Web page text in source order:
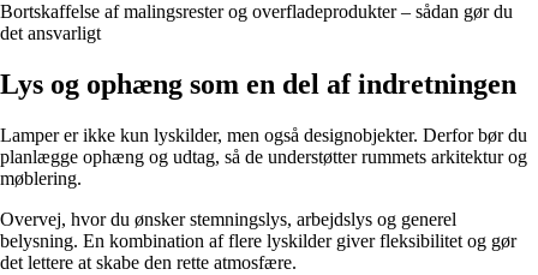
Bortskaffelse af malingsrester og overfladeprodukter – sådan gør du
det ansvarligt
Lys og ophæng som en del af indretningen
Lamper er ikke kun lyskilder, men også designobjekter. Derfor bør du
planlægge ophæng og udtag, så de understøtter rummets arkitektur og
møblering.
Overvej, hvor du ønsker stemningslys, arbejdslys og generel
belysning. En kombination af flere lyskilder giver fleksibilitet og gør
det lettere at skabe den rette atmosfære.